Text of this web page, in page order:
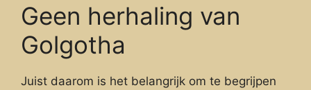
Geen herhaling van
Golgotha
Juist daarom is het belangrijk om te begrijpen